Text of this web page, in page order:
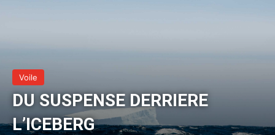
Voile
DU SUSPENSE DERRIERE
L’ICEBERG